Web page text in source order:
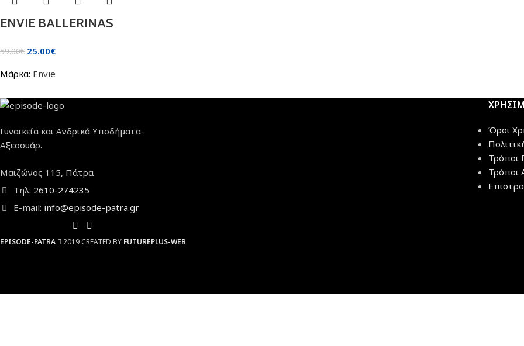
ENVIE BALLERINAS
59.00€ 25.00€
Μάρκα: Envie
Γυναικεία και Ανδρικά Υποδήματα-
Αξεσουάρ.
Μαιζώνος 115, Πάτρα
Τηλ: 2610-274235
E-mail: info@episode-patra.gr
Όροι
Τρόποι
Τρόποι
EPISODE-PATRA 2019 CREATED BY FUTUREPLUS-WEB.